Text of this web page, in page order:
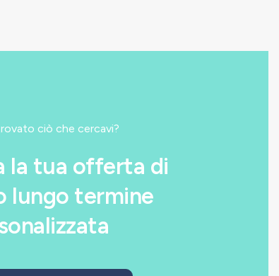
ciò che cercavi?
la tua offerta di
lungo termine